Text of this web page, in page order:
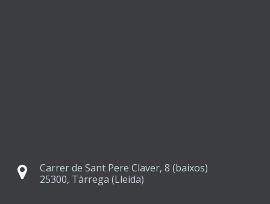
Carrer de Sant Pere Claver, 8 (baixos)
25300, Tàrrega (Lleida)